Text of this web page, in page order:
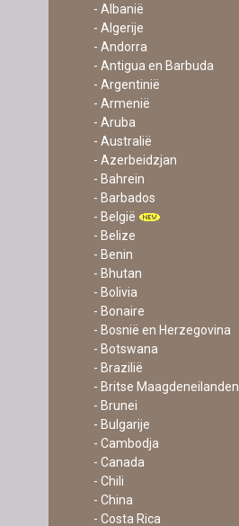
- Albanië
- Algerije
- Andorra
- Antigua en Barbuda
- Argentinië
- Armenië
- Aruba
- Australië
- Azerbeidzjan
- Bahrein
- Barbados
- België
- Belize
- Benin
- Bhutan
- Bolivia
- Bonaire
- Bosnië en Herzegovina
- Botswana
- Brazilië
- Britse Maagdeneilanden
- Brunei
- Bulgarije
- Cambodja
- Canada
- Chili
- China
- Costa Rica